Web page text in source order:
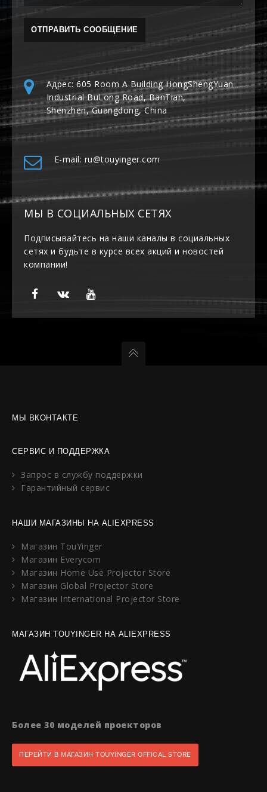
Адрес: 605 Room A Building HongShengYuan
Industrial BuLong Road, BanTian,
Shenzhen, Guangdong, China
E-mail: ru@touyinger.com
МЫ В СОЦИАЛЬНЫХ СЕТЯХ
Подписывайтесь на наши каналы в социальных
сетях и будьте в курсе всех акций и новостей
компании!
МЫ ВКОНТАКТЕ
СЕРВИС И ПОДДЕРЖКА
Запрос в службу поддержки
Гарантийный сервис
НАШИ МАГАЗИНЫ НА ALIEXPRESS
Магазин TouYinger
Магазин Everycom
Магазин Home Use Projector Store
Магазин Global Projector Store
Магазин International Projector Store
МАГАЗИН TOUYINGER НА ALIEXPRESS
Более 30 моделей проекторов
ПЕРЕЙТИ В МАГАЗИН TOUYINGER OFFICAL STORE